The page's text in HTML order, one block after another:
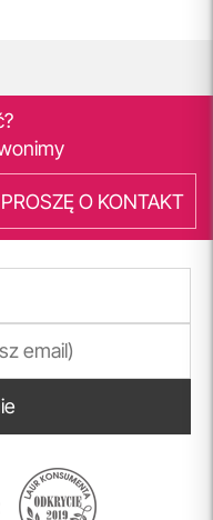
PROSZĘ O KONTAKT